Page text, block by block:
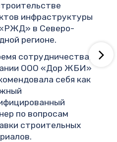
инфраструктуры
в Северо-
регионе.
сотрудничества,
ООО «Дор ЖБИ»
себя как
по вопросам
строительных